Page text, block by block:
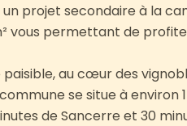
projet secondaire à la
vous permettant de
au cœur des
se situe à environ
de Sancerre et 30